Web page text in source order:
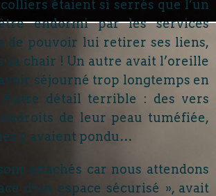
étaient si serrés que l’un
endormi par les services
de pouvoir lui retirer ses liens,
sa chair ! Un autre avait l’oreille
séjourné trop longtemps en
détail terrible : des vers
de leur peau tuméfiée,
y avaient pondu…
attachés car nous attendons
d’un espace sécurisé », avait